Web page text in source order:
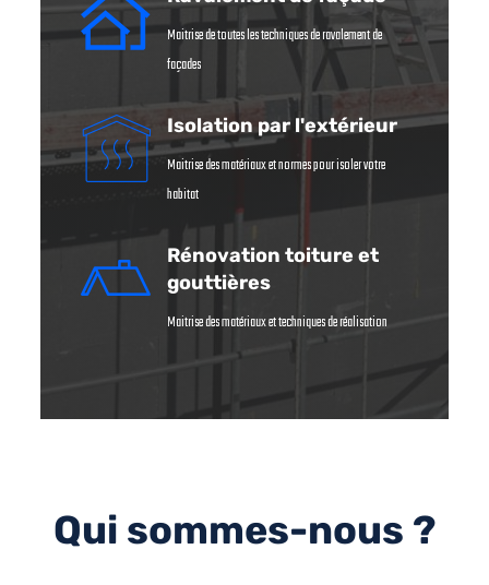
Maitrise de toutes les techniques de ravalement de
façades
Isolation par l'extérieur
Maitrise des matériaux et normes pour isoler votre
habitat
Rénovation toiture et
gouttières
Maitrise des matériaux et techniques de réalisation
Qui sommes-nous ?